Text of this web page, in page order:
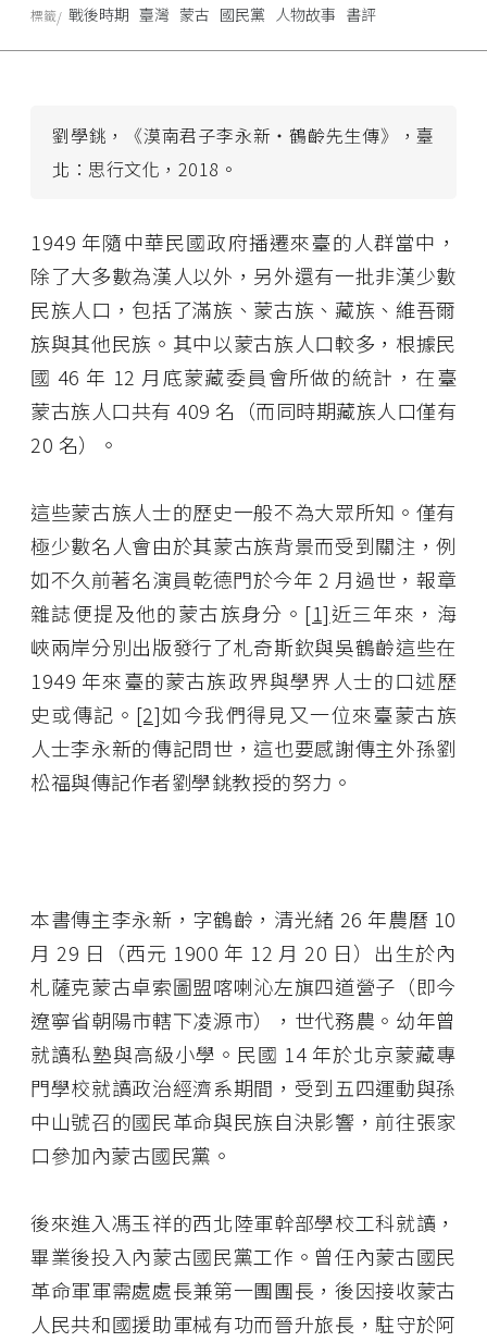
劉學銚，《漠南君子李永新・鶴齡先生傳》，臺
北：思行文化，2018。
1949 年隨中華民國政府播遷來臺的人群當中，
除了大多數為漢人以外，另外還有一批非漢少數
民族人口，包括了滿族、蒙古族、藏族、維吾爾
族與其他民族。其中以蒙古族人口較多，根據民
國 46 年 12 月底蒙藏委員會所做的統計，在臺
蒙古族人口共有 409 名（而同時期藏族人口僅有
20 名）。
這些蒙古族人士的歷史一般不為大眾所知。僅有
極少數名人會由於其蒙古族背景而受到關注，例
如不久前著名演員乾德門於今年 2 月過世，報章
雜誌便提及他的蒙古族身分。 [1]近三年來，海
峽兩岸分別出版發行了札奇斯欽與吳鶴齡這些在
1949 年來臺的蒙古族政界與學界人士的口述歷
史或傳記。 [2]如今我們得見又一位來臺蒙古族
人士李永新的傳記問世，這也要感謝傳主外孫劉
松福與傳記作者劉學銚教授的努力。
本書傳主李永新，字鶴齡，清光緒 26 年農曆 10
月 29 日（西元 1900 年 12 月 20 日）出生於內
札薩克蒙古卓索圖盟喀喇沁左旗四道營子（即今
遼寧省朝陽市轄下凌源市），世代務農。幼年曾
就讀私塾與高級小學。民國 14 年於北京蒙藏專
門學校就讀政治經濟系期間，受到五四運動與孫
中山號召的國民革命與民族自決影響，前往張家
口參加內蒙古國民黨。
後來進入馮玉祥的西北陸軍幹部學校工科就讀，
畢業後投入內蒙古國民黨工作。曾任內蒙古國民
革命軍軍需處處長兼第一團團長，後因接收蒙古
人民共和國援助軍械有功而晉升旅長，駐守於阿
標籤 戰後時期 臺灣 蒙古 國民黨 人物故事 書評